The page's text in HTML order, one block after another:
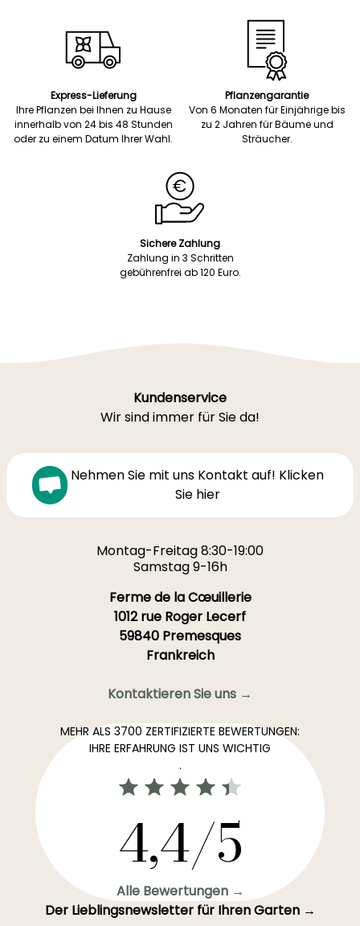
Express-Lieferung
Ihre Pflanzen bei Ihnen zu Hause
innerhalb von 24 bis 48 Stunden
oder zu einem Datum Ihrer Wahl.
Pflanzengarantie
Von 6 Monaten für Einjährige bis
zu 2 Jahren für Bäume und
Sträucher.
Sichere Zahlung
Zahlung in 3 Schritten
gebührenfrei ab 120 Euro.
Kundenservice
Wir sind immer für Sie da!
Nehmen Sie mit uns Kontakt auf! Klicken
Sie hier
Montag-Freitag 8:30-19:00
Samstag 9-16h
Ferme de la Cœuillerie
1012 rue Roger Lecerf
59840 Premesques
Frankreich
Kontaktieren Sie uns →
MEHR ALS 3700 ZERTIFIZIERTE BEWERTUNGEN:
IHRE ERFAHRUNG IST UNS WICHTIG
.
4,4/5
Alle Bewertungen →
Der Lieblingsnewsletter für Ihren Garten →